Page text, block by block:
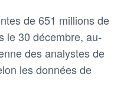
de 651 millions de
le 30 décembre, au-
des analystes de
les données de